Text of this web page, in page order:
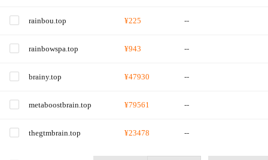
rainbou.top ¥225 --
rainbowspa.top ¥943 --
brainy.top ¥47930 --
metaboostbrain.top ¥79561 --
thegtmbrain.top ¥23478 --